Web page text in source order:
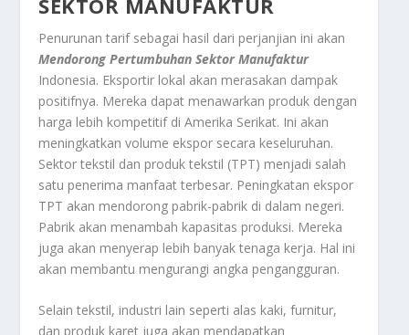
Penurunan tarif sebagai hasil dari perjanjian ini akan
Mendorong Pertumbuhan Sektor Manufaktur
Indonesia. Eksportir lokal akan merasakan dampak
positifnya. Mereka dapat menawarkan produk dengan
harga lebih kompetitif di Amerika Serikat. Ini akan
meningkatkan volume ekspor secara keseluruhan.
Sektor tekstil dan produk tekstil (TPT) menjadi salah
satu penerima manfaat terbesar. Peningkatan ekspor
TPT akan mendorong pabrik-pabrik di dalam negeri.
Pabrik akan menambah kapasitas produksi. Mereka
juga akan menyerap lebih banyak tenaga kerja. Hal ini
akan membantu mengurangi angka pengangguran.
Selain tekstil, industri lain seperti alas kaki, furnitur,
dan produk karet juga akan mendapatkan